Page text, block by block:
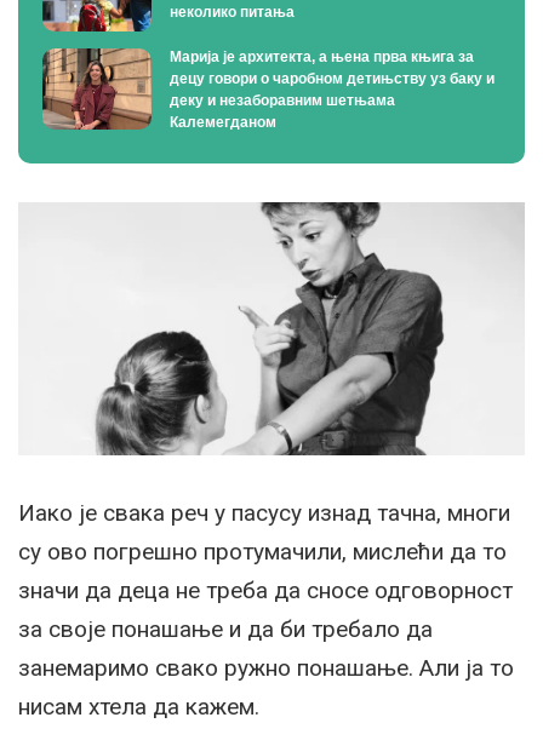
неколико питања
Марија је архитекта, а њена прва књига за
децу говори о чаробном детињству уз баку и
деку и незаборавним шетњама
Калемегданом
Иако је свака реч у пасусу изнад тачна, многи
су ово погрешно протумачили, мислећи да то
значи да деца не треба да сносе одговорност
за своје понашање и да би требало да
занемаримо свако ружно понашање. Али ја то
нисам хтела да кажем.